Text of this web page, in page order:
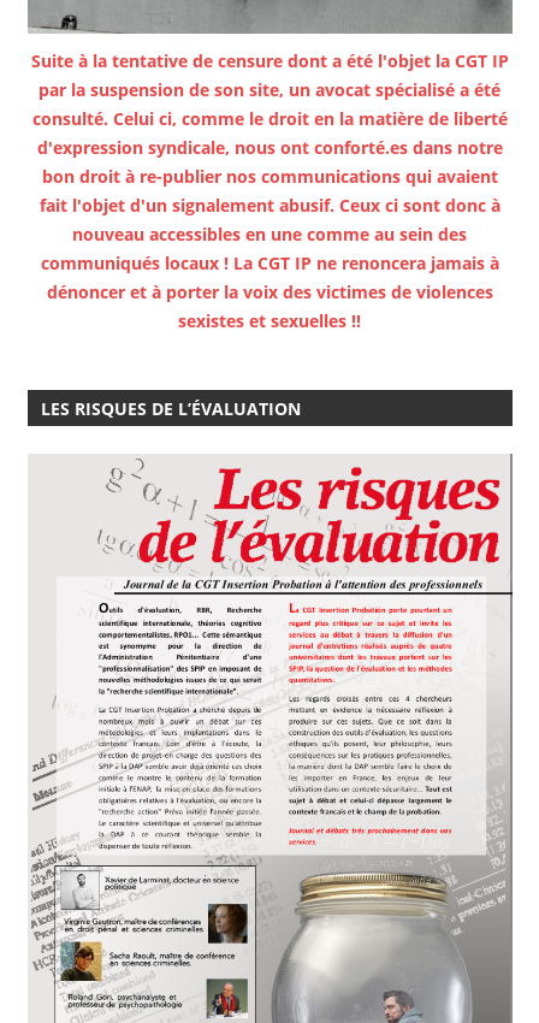
Suite à la tentative de censure dont a été l'objet la CGT IP
par la suspension de son site, un avocat spécialisé a été
consulté. Celui ci, comme le droit en la matière de liberté
d'expression syndicale, nous ont conforté.es dans notre
bon droit à re-publier nos communications qui avaient
fait l'objet d'un signalement abusif. Ceux ci sont donc à
nouveau accessibles en une comme au sein des
communiqués locaux ! La CGT IP ne renoncera jamais à
dénoncer et à porter la voix des victimes de violences
sexistes et sexuelles !!
LES RISQUES DE L’ÉVALUATION